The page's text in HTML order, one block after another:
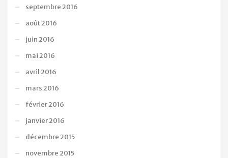
septembre 2016
août 2016
juin 2016
mai 2016
avril 2016
mars 2016
février 2016
janvier 2016
décembre 2015
novembre 2015